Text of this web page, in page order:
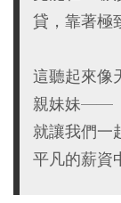
貸，靠著極
這聽起來像
親妹妹——
就讓我們一
平凡的薪資